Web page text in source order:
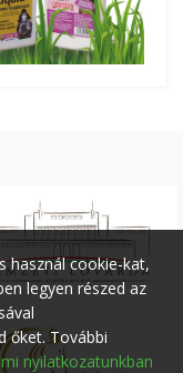
használ cookie-kat,
legyen részed az
őket. További
nyilatkozatunkban